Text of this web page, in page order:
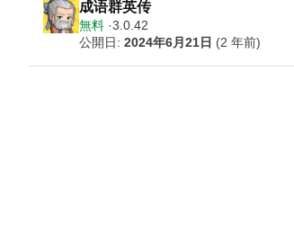
成语群英传
無料 3.0.42
公開日: 2024年6月21日 (2 年前)